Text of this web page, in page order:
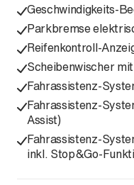
Geschwindigkeits-
Parkbremse
Reifenkontroll-
Scheibenwischer
Fahrassistenz-
Fahrassistenz-
Assist)
Fahrassistenz-
inkl. Stop&Go-